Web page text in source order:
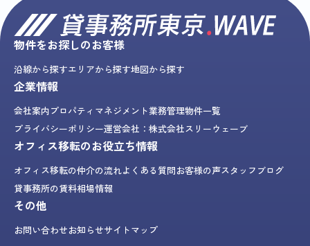
物件をお探しのお客様
沿線から探すエリアから探す地図から探す
企業情報
会社案内プロパティマネジメント業務管理物件一覧
プライバシーポリシー運営会社：株式会社スリーウェーブ
オフィス移転のお役立ち情報
オフィス移転の仲介の流れよくある質問お客様の声スタッフブログ
貸事務所の賃料相場情報
その他
お問い合わせお知らせサイトマップ